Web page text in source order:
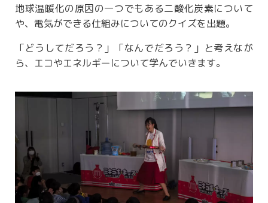
地球温暖化の原因の一つでもある二酸化炭素について
や、電気ができる仕組みについてのクイズを出題。
「どうしてだろう？」「なんでだろう？」と考えなが
ら、エコやエネルギーについて学んでいきます。